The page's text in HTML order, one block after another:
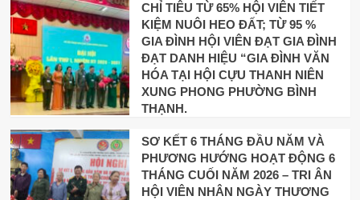
CHỈ TIÊU TỪ 65% HỘI VIÊN TIẾT
KIỆM NUÔI HEO ĐẤT; TỪ 95 %
GIA ĐÌNH HỘI VIÊN ĐẠT GIA ĐÌNH
ĐẠT DANH HIỆU “GIA ĐÌNH VĂN
HÓA TẠI HỘI CỰU THANH NIÊN
XUNG PHONG PHƯỜNG BÌNH
THẠNH.
SƠ KẾT 6 THÁNG ĐẦU NĂM VÀ
PHƯƠNG HƯỚNG HOẠT ĐỘNG 6
THÁNG CUỐI NĂM 2026 – TRI ÂN
HỘI VIÊN NHÂN NGÀY THƯƠNG